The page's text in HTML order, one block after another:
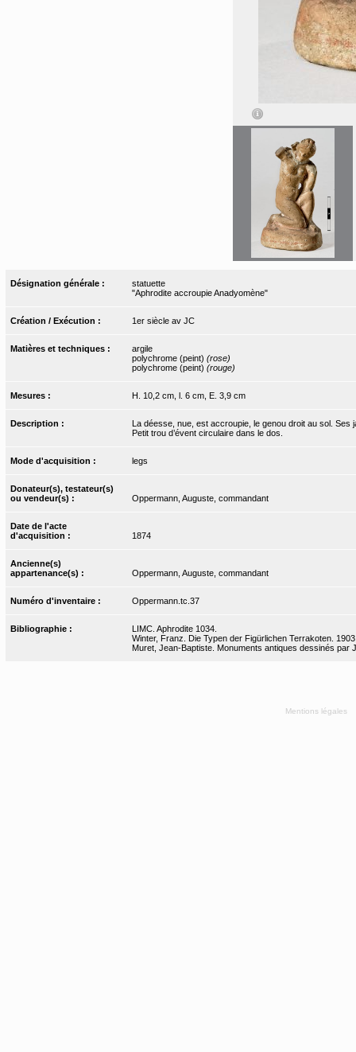
Désignation générale :
statuette
"Aphrodite accroupie Anadyomène"
Création / Exécution : 1er siècle av JC
Matières et techniques :
argile
polychrome (peint) (rose)
polychrome (peint) (rouge)
Mesures : H. 10,2 cm, l. 6 cm, E. 3,9 cm
Description :
La déesse, nue, est accroupie, le genou droit au sol.
Petit trou d’évent circulaire dans le dos.
Mode d'acquisition : legs
Donateur(s), testateur(s)
ou vendeur(s) :
Oppermann, Auguste, commandant
Date de l'acte
d'acquisition :
1874
Ancienne(s)
appartenance(s) :
Oppermann, Auguste, commandant
Numéro d'inventaire : Oppermann.tc.37
Bibliographie :
LIMC. Aphrodite 1034.
Winter, Franz. Die Typen der Figürlichen Terrakoten.
Muret, Jean-Baptiste. Monuments antiques dessinés par
Mentions légales